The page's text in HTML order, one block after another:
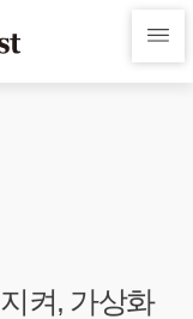
켜, 가상화